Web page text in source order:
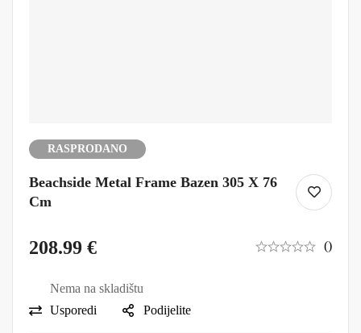
RASPRODANO
Beachside Metal Frame Bazen 305 X 76
Cm
208.99 € ()
Nema na skladištu
Usporedi
Podijelite